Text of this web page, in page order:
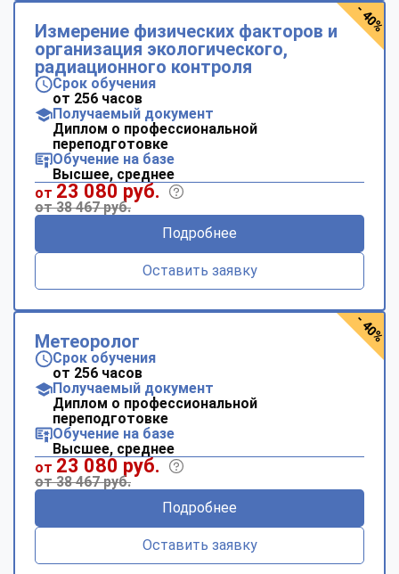
Измерение физических факторов и
организация экологического,
радиационного контроля
Срок обучения
от 256 часов
Получаемый документ
Диплом о профессиональной
переподготовке
Обучение на базе
Высшее, среднее
от 23 080 руб.
от 38 467 руб.
Подробнее
Оставить заявку
- 40%
Метеоролог
Срок обучения
от 256 часов
Получаемый документ
Диплом о профессиональной
переподготовке
Обучение на базе
Высшее, среднее
от 23 080 руб.
от 38 467 руб.
Подробнее
Оставить заявку
- 40%